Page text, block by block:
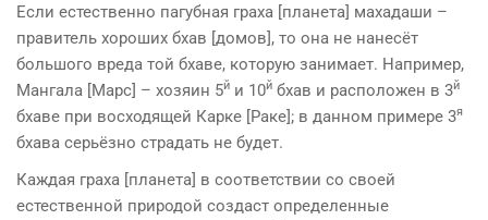
Если естественно пагубная граха [планета] махадаши –
правитель хороших бхав [домов], то она не нанесёт
большого вреда той бхаве, которую занимает. Например,
Мангала [Марс] – хозяин 5й и 10й бхав и расположен в 3й
бхаве при восходящей Карке [Раке]; в данном примере 3я
бхава серьёзно страдать не будет.
Каждая граха [планета] в соответствии со своей
естественной природой создаcт определенные